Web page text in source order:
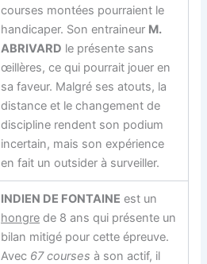
courses montées pourraient le
handicaper. Son entraineur M.
ABRIVARD le présente sans
œillères, ce qui pourrait jouer en
sa faveur. Malgré ses atouts, la
distance et le changement de
discipline rendent son podium
incertain, mais son expérience
en fait un outsider à surveiller.
INDIEN DE FONTAINE est un
hongre de 8 ans qui présente un
bilan mitigé pour cette épreuve.
Avec 67 courses à son actif, il